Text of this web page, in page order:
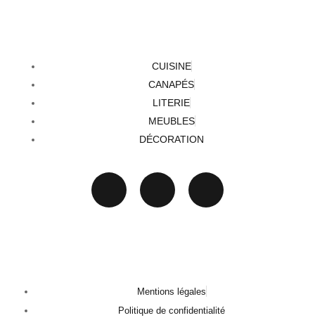
CUISINE
CANAPÉS
LITERIE
MEUBLES
DÉCORATION
Mentions légales
Politique de confidentialité